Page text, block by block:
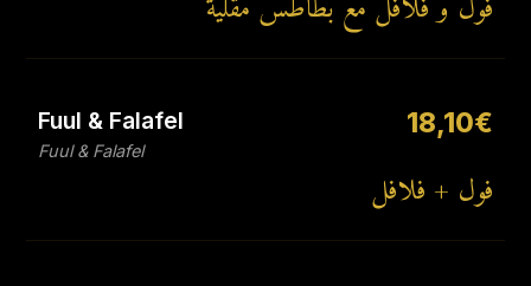
Fuul & Falafel
Fuul & Falafel
18,10€
فول + فلافل